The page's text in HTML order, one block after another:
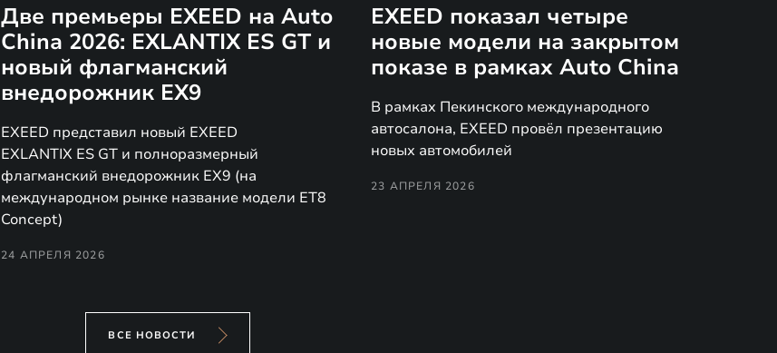
Две премьеры EXEED на Auto
China 2026: EXLANTIX ES GT и
новый флагманский
внедорожник EX9
EXEED представил новый EXEED
EXLANTIX ES GT и полноразмерный
флагманский внедорожник EX9 (на
международном рынке название модели ET8
Concept)
24 АПРЕЛЯ 2026
EXEED показал четыре
новые модели на закрытом
показе в рамках Auto China
В рамках Пекинского международного
автосалона, EXEED провёл презентацию
новых автомобилей
23 АПРЕЛЯ 2026
ВСЕ НОВОСТИ